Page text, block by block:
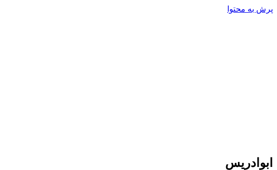
پرش به محتوا
ابوادریس